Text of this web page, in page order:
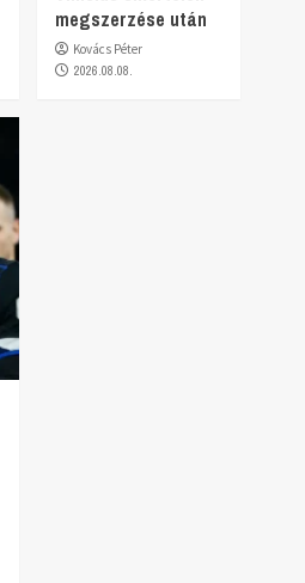
megszerzése után
Kovács Péter
2026.08.08.